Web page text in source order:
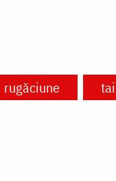
rugăciune